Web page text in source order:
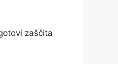
zaščita